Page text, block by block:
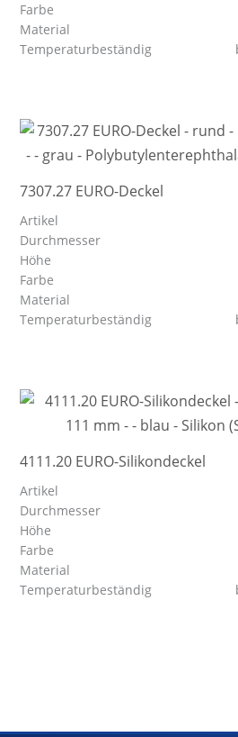
Farbe
Material
Temperaturbeständig
7307.27 EURO-Deckel
Artikel
Durchmesser
Höhe
Farbe
Material
Temperaturbeständig
4111.20 EURO-Silikondeckel
Artikel
Durchmesser
Höhe
Farbe
Material
Temperaturbeständig